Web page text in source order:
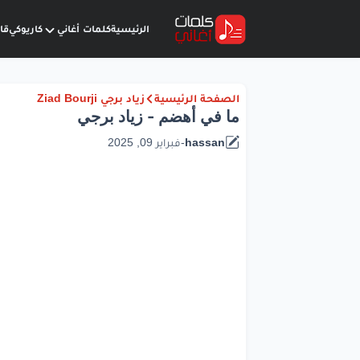
الرئيسيةكلمات أغاني كاريوكي
الصفحة الرئيسية زياد برجي Ziad Bourji
ما في أهضم - زياد برجي
hassan
-فبراير 09, 2025